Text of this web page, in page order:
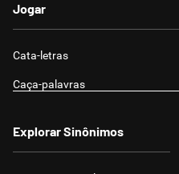
Jogar
Cata-letras
Caça-palavras
Explorar Sinônimos